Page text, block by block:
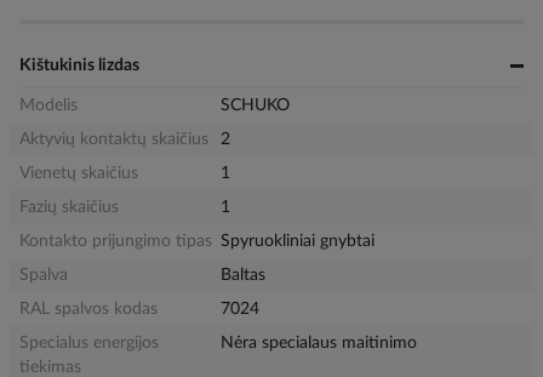
Kištukinis lizdas
Modelis
SCHUKO
Aktyvių kontaktų skaičius
2
Vienetų skaičius
1
Fazių skaičius
1
Kontakto prijungimo tipas Spyruokliniai gnybtai
Spalva
Baltas
RAL spalvos kodas
7024
Specialus energijos
tiekimas
Nėra specialaus maitinimo